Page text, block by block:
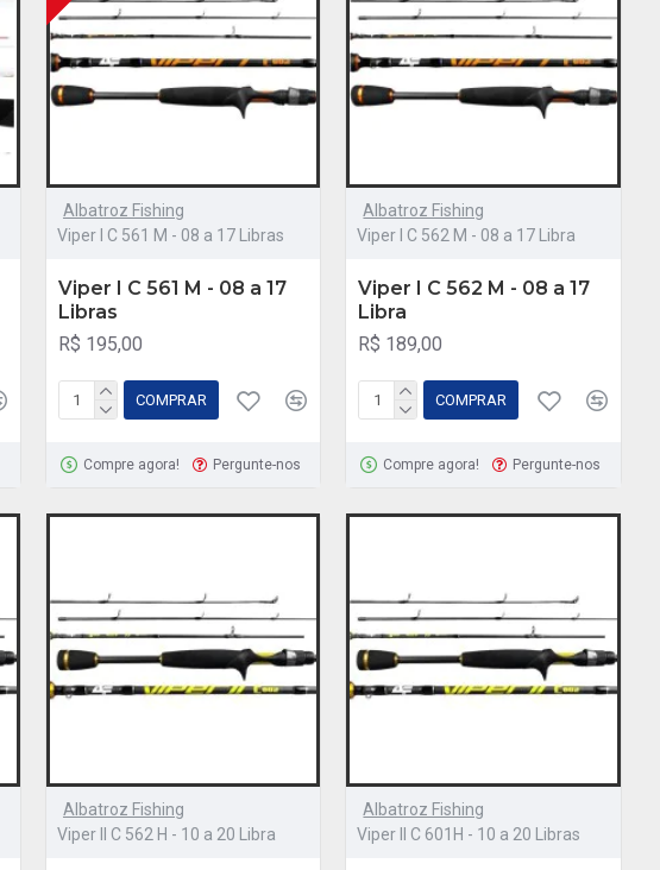
Albatroz Fishing
Viper I C 561 M - 08 a 17 Libras
Viper I C 561 M - 08 a 17
Libras
R$ 195,00
COMPRAR
Compre agora! Pergunte-nos
Albatroz Fishing
Viper I C 562 M - 08 a 17 Libra
Viper I C 562 M - 08 a 17
Libra
R$ 189,00
COMPRAR
Compre agora! Pergunte-nos
Albatroz Fishing
Viper II C 562 H - 10 a 20 Libra
Albatroz Fishing
Viper II C 601H - 10 a 20 Libras